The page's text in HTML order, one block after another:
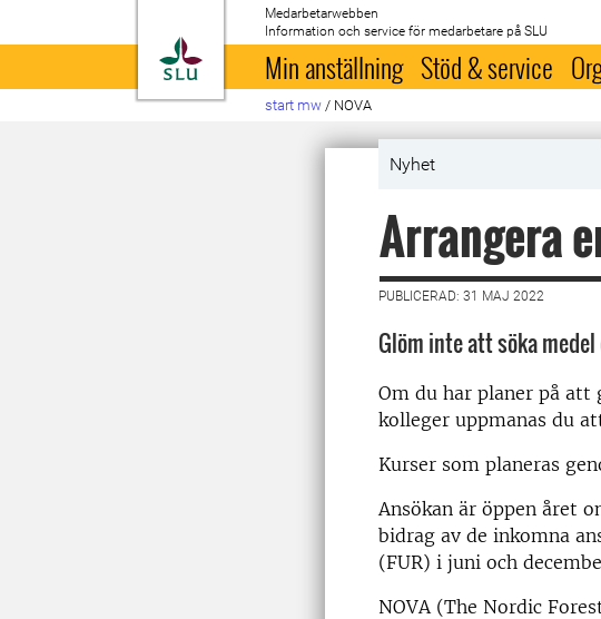
Till startsida
Medarbetarwebben
Information och service för medarbetare på SLU
Min anställning Stöd & service
start mw / NOVA
Nyhet
Arrangera
PUBLICERAD: 31 MAJ 2022
Glöm inte att söka
Om du har planer på att
kolleger uppmanas du
Kurser som planeras
Ansökan är öppen året
bidrag av de inkomna
(FUR) i juni och
NOVA (The Nordic